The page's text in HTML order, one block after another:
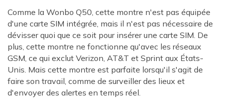
Comme la Wonbo Q50, cette montre n'est pas équipée
d'une carte SIM intégrée, mais il n'est pas nécessaire de
dévisser quoi que ce soit pour insérer une carte SIM. De
plus, cette montre ne fonctionne qu'avec les réseaux
GSM, ce qui exclut Verizon, AT&T et Sprint aux États-
Unis. Mais cette montre est parfaite lorsqu'il s'agit de
faire son travail, comme de surveiller des lieux et
d'envoyer des alertes en temps réel.